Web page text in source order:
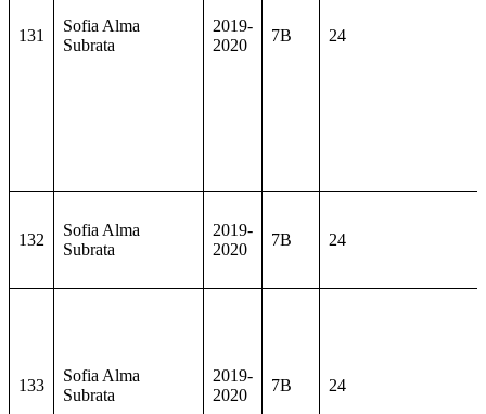
131
Sofia Alma
Subrata
2019-
2020
7B 24
132
Sofia Alma
Subrata
2019-
2020
7B 24
133
Sofia Alma
Subrata
2019-
2020
7B 24